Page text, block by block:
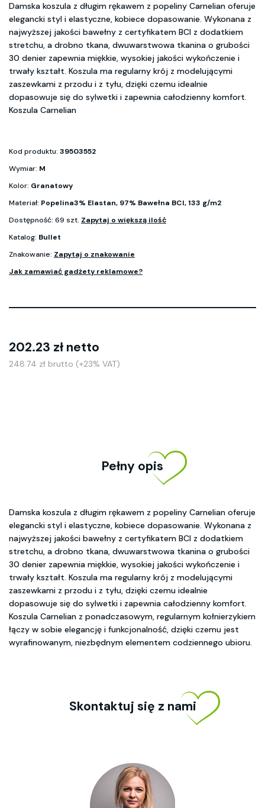
Damska koszula z długim rękawem z popeliny Carnelian oferuje
elegancki styl i elastyczne, kobiece dopasowanie. Wykonana z
najwyższej jakości bawełny z certyfikatem BCI z dodatkiem
stretchu, a drobno tkana, dwuwarstwowa tkanina o grubości
30 denier zapewnia miękkie, wysokiej jakości wykończenie i
trwały kształt. Koszula ma regularny krój z modelującymi
zaszewkami z przodu i z tyłu, dzięki czemu idealnie
dopasowuje się do sylwetki i zapewnia całodzienny komfort.
Koszula Carnelian
Kod produktu: 39503552
Wymiar: M
Kolor: Granatowy
Materiał: Popelina3% Elastan, 97% Bawełna BCI, 133 g/m2
Dostępność: 69 szt. Zapytaj o większą ilość
Katalog: Bullet
Znakowanie: Zapytaj o znakowanie
Jak zamawiać gadżety reklamowe?
202.23 zł netto
248.74 zł brutto (+23% VAT)
Pełny opis
Damska koszula z długim rękawem z popeliny Carnelian oferuje
elegancki styl i elastyczne, kobiece dopasowanie. Wykonana z
najwyższej jakości bawełny z certyfikatem BCI z dodatkiem
stretchu, a drobno tkana, dwuwarstwowa tkanina o grubości
30 denier zapewnia miękkie, wysokiej jakości wykończenie i
trwały kształt. Koszula ma regularny krój z modelującymi
zaszewkami z przodu i z tyłu, dzięki czemu idealnie
dopasowuje się do sylwetki i zapewnia całodzienny komfort.
Koszula Carnelian z ponadczasowym, regularnym kołnierzykiem
łączy w sobie elegancję i funkcjonalność, dzięki czemu jest
wyrafinowanym, niezbędnym elementem codziennego ubioru.
Skontaktuj się z nami